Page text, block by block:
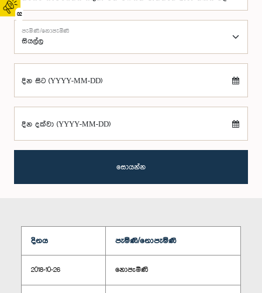
02
පැමිණි/නොපැමිණි
දින සිට (YYYY-MM-DD)
දින දක්වා (YYYY-MM-DD)
සොයන්න
දිනය පැමිණි/නොපැමිණි
2018-10-26 නොපැමිණි